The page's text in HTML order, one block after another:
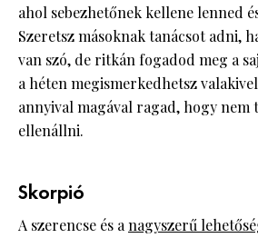
ahol sebezhetőnek kellene lenned
Szeretsz másoknak tanácsot adni,
van szó, de ritkán fogadod meg a
a héten megismerkedhetsz
annyival magával ragad, hogy nem
ellenállni.
Skorpió
A szerencse és anagyszerű